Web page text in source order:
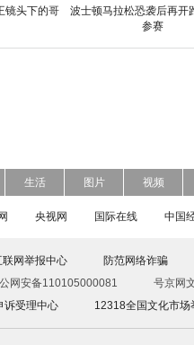
镜头下的哥
波士顿马拉松恐袭后再开
参赛
生活 图片 视频
央视网 国际在线 中国
联网举报中心 防范网络诈骗
网安备110105000081 号京网
诉受理中心
12318全国文化市场